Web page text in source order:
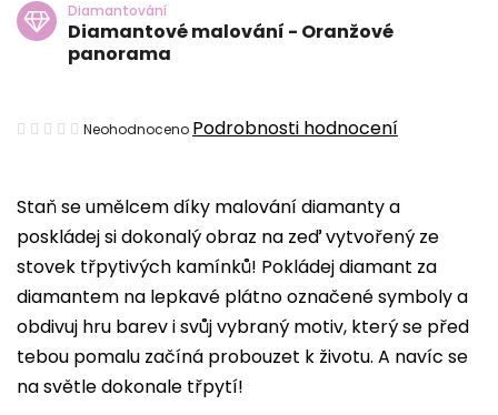
Staň se umělcem díky malování diamanty a
poskládej si dokonalý obraz na zeď vytvořený ze
stovek třpytivých kamínků! Pokládej diamant za
diamantem na lepkavé plátno označené symboly a
obdivuj hru barev i svůj vybraný motiv, který se před
tebou pomalu začíná probouzet k životu. A navíc se
na světle dokonale třpytí!
Diamantování
Diamantové malování - Oranžové
panorama
Průměrné
je
0,0
z
5
hvězdiček.
Neohodnoceno Podrobnosti hodnocení